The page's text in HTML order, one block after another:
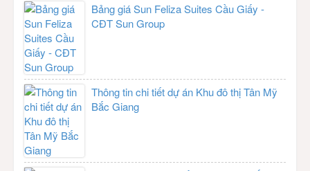
Bảng giá Sun Feliza Suites Cầu Giấy -
CĐT Sun Group
Thông tin chi tiết dự án Khu đô thị Tân Mỹ
Bắc Giang